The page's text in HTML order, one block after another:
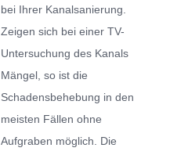
bei Ihrer Kanalsanierung.
Zeigen sich bei einer TV-
Untersuchung des Kanals
Mängel, so ist die
Schadensbehebung in den
meisten Fällen ohne
Aufgraben möglich. Die